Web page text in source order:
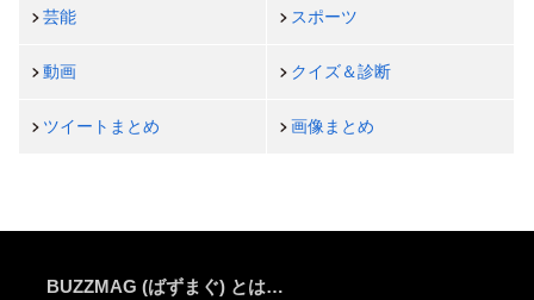
芸能 スポーツ
動画 クイズ＆診断
ツイートまとめ 画像まとめ
BUZZMAG (ばずまぐ) とは…